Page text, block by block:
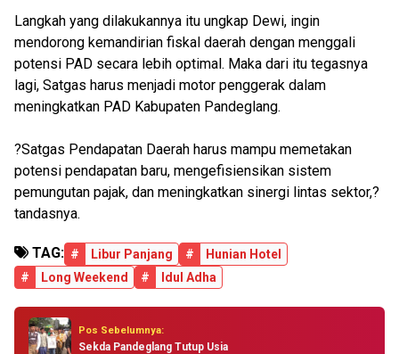
Langkah yang dilakukannya itu ungkap Dewi, ingin
mendorong kemandirian fiskal daerah dengan menggali
potensi PAD secara lebih optimal. Maka dari itu tegasnya
lagi, Satgas harus menjadi motor penggerak dalam
meningkatkan PAD Kabupaten Pandeglang.
?Satgas Pendapatan Daerah harus mampu memetakan
potensi pendapatan baru, mengefisiensikan sistem
pemungutan pajak, dan meningkatkan sinergi lintas sektor,?
tandasnya.
TAG: # Libur Panjang #
Hunian Hotel
#
Long Weekend # Idul Adha
Pos Sebelumnya:
Sekda Pandeglang Tutup Usia